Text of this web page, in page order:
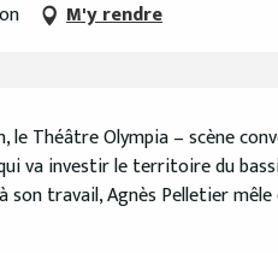
M'y rendre
le Théâtre Olympia – scène
va investir le territoire du
son travail, Agnès Pelletier